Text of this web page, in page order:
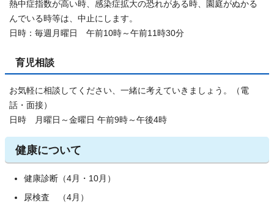
熱中症指数が高い時、感染症拡大の恐れがある時、園庭がぬかる
んでいる時等は、中止にします。
日時：毎週月曜日 午前10時～午前11時30分
育児相談
お気軽に相談してください、一緒に考えていきましょう。（電
話・面接）
日時 月曜日～金曜日 午前9時～午後4時
健康について
健康診断（4月・10月）
尿検査 （4月）